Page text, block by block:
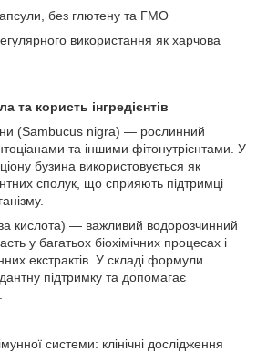
без глютену та ГМО
використання як харчова
та користь інгредієнтів
(Sambucus nigra) — рослинний
та іншими фітонутрієнтами. У
бузина використовується як
сполук, що сприяють підтримці
кислота) — важливий водорозчинний
у багатьох біохімічних процесах і
екстрактів. У складі формули
підтримку та допомагає
системи: клінічні дослідження